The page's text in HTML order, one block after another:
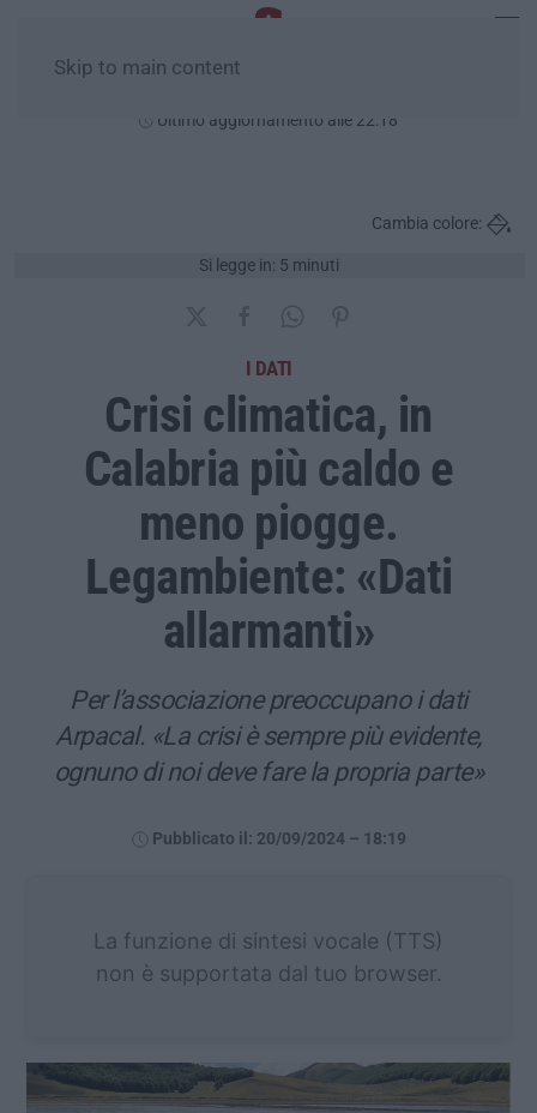
Skip to main content
Ultimo aggiornamento alle 22:18
Si legge in: 5 minuti
Cambia colore:
I DATI
Crisi climatica, in
Calabria più caldo e
meno piogge.
Legambiente: «Dati
allarmanti»
Per l’associazione preoccupano i dati
Arpacal. «La crisi è sempre più evidente,
ognuno di noi deve fare la propria parte»
Pubblicato il: 20/09/2024 – 18:19
La funzione di sintesi vocale (TTS)
non è supportata dal tuo browser.